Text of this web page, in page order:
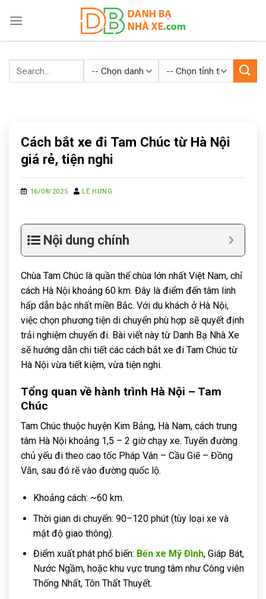
Cách bắt xe đi Tam Chúc từ Hà Nội
giá rẻ, tiện nghi
16/08/2025 LÊ HƯNG
Nội dung chính
Chùa Tam Chúc là quần thể chùa lớn nhất Việt Nam, chỉ
cách Hà Nội khoảng 60 km. Đây là điểm đến tâm linh
hấp dẫn bậc nhất miền Bắc. Với du khách ở Hà Nội,
việc chọn phương tiện di chuyển phù hợp sẽ quyết định
trải nghiệm chuyến đi. Bài viết này từ Danh Bạ Nhà Xe
sẽ hướng dẫn chi tiết các cách bắt xe đi Tam Chúc từ
Hà Nội vừa tiết kiệm, vừa tiện nghi.
Tổng quan về hành trình Hà Nội – Tam
Chúc
Tam Chúc thuộc huyện Kim Bảng, Hà Nam, cách trung
tâm Hà Nội khoảng 1,5 – 2 giờ chạy xe. Tuyến đường
chủ yếu đi theo cao tốc Pháp Vân – Cầu Giẽ – Đồng
Văn, sau đó rẽ vào đường quốc lộ.
Khoảng cách: ~60 km.
Thời gian di chuyển: 90–120 phút (tùy loại xe và
mật độ giao thông).
Điểm xuất phát phổ biến: Bến xe Mỹ Đình, Giáp Bát,
Nước Ngầm, hoặc khu vực trung tâm như Công viên
Thống Nhất, Tôn Thất Thuyết.